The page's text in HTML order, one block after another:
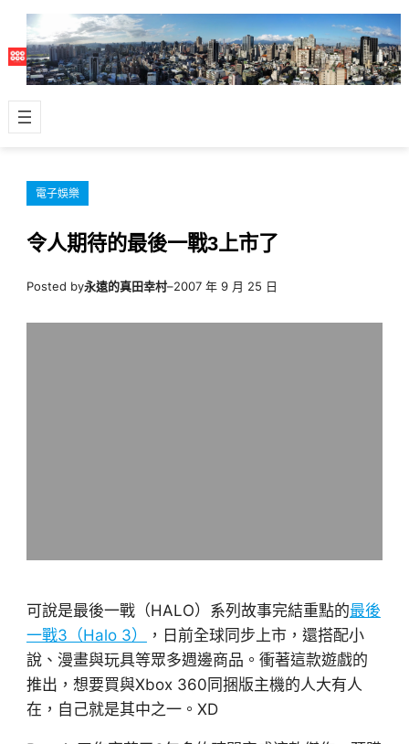
主
容
電子娛樂
令人期待的最後一戰3上市了
Posted by永遠的真田幸村–2007 年 9 月 25 日
可說是最後一戰（HALO）系列故事完結重點的最後
一戰3（Halo 3）
，日前全球同步上市，還搭配小
說、漫畫與玩具等眾多週邊商品。衝著這款遊戲的
推出，想要買與Xbox 360同捆版主機的人大有人
在，自己就是其中之一。XD